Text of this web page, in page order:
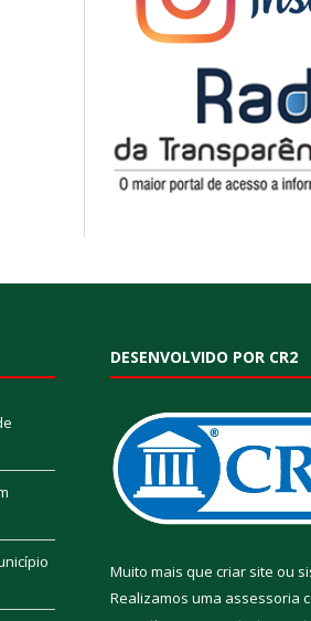
DESENVOLVIDO POR CR2
Muito mais que criar site ou
Realizamos uma assessoria